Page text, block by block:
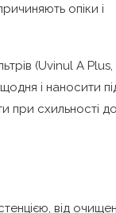
опіки і
(Uvinul A Plus,
і наносити
при схильності до
від